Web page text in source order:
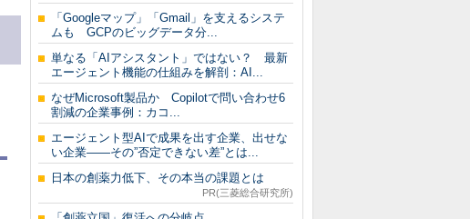
「Googleマップ」「Gmail」を支えるシステ
ムも GCPのビッグデータ分...
単なる「AIアシスタント」ではない？ 最新
エージェント機能の仕組みを解剖：AI...
なぜMicrosoft製品か Copilotで問い合わせ6
割減の企業事例：カコ...
エージェント型AIで成果を出す企業、出せな
い企業――その”否定できない差”とは...
日本の創薬力低下、その本当の課題とは
PR(三菱総合研究所)